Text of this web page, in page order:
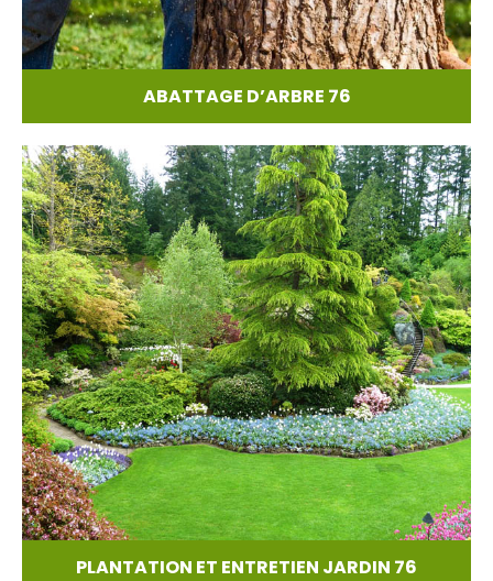
ABATTAGE D’ARBRE 76
PLANTATION ET ENTRETIEN JARDIN 76